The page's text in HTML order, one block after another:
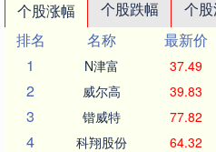
个股涨幅 个股跌幅 个股
排名
名称 最新价
1
N津富 37.49
2 威尔高 39.83
3 锴威特 77.82
4 科翔股份 64.32